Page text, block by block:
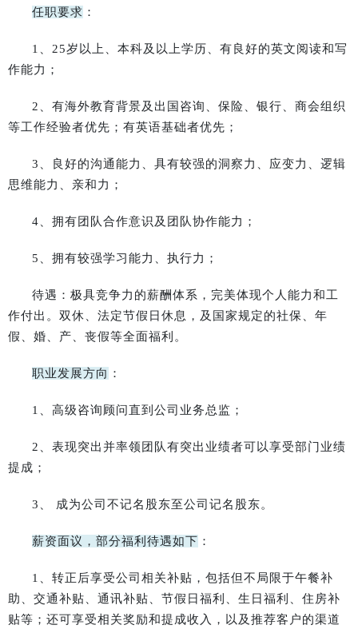
任职要求 ：
1、25岁以上、本科及以上学历、有良好的英文阅读和写
作能力；
2、有海外教育背景及出国咨询、保险、银行、商会组织
等工作经验者优先；有英语基础者优先；
3、良好的沟通能力、具有较强的洞察力、应变力、逻辑
思维能力、亲和力；
4、拥有团队合作意识及团队协作能力；
5、拥有较强学习能力、执行力；
待遇：极具竞争力的薪酬体系，完美体现个人能力和工
作付出。双休、法定节假日休息，及国家规定的社保、年
假、婚、产、丧假等全面福利。
职业发展方向 ：
1、高级咨询顾问直到公司业务总监；
2、表现突出并率领团队有突出业绩者可以享受部门业绩
提成；
3、 成为公司不记名股东至公司记名股东。
薪资面议，部分福利待遇如下 ：
1、转正后享受公司相关补贴，包括但不局限于午餐补
助、交通补贴、通讯补贴、节假日福利、生日福利、住房补
贴等；还可享受相关奖励和提成收入，以及推荐客户的渠道